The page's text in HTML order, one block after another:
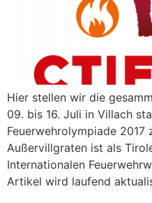
Hier stellen wir die
09. bis 16. Juli in Villach
Feuerwehrolympiade 2017
Außervillgraten ist als
Internationalen
Artikel wird laufend